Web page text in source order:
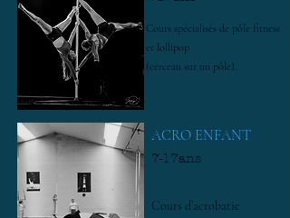
Cours spécialisés de pôle fitness
et lollipop
(cerceau sur un pôle).
ACRO ENFANT
7-17ans
Cours d’acrobatie